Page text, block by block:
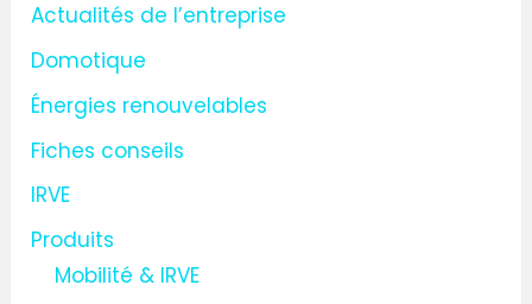
c
h
e
r
:
Actualités de l’entreprise
Domotique
Énergies renouvelables
Fiches conseils
IRVE
Produits
Mobilité & IRVE